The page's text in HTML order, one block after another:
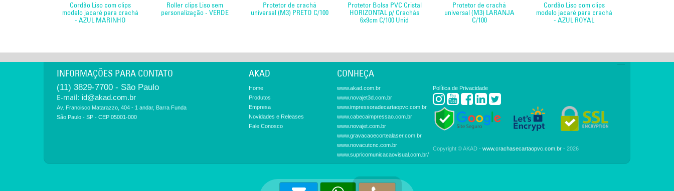
Cordão Liso com clips
modelo jacaré para crachá
- AZUL MARINHO
Roller clips Liso sem
personalização - VERDE
Protetor de crachá
universal (M3) PRETO C/100
Protetor Bolsa PVC Cristal
HORIZONTAL p/ Crachás
6x9cm C/100 Unid
Protetor de crachá
universal (M3) LARANJA
C/100
Cordão Liso com clips
modelo jacaré para crachá
- AZUL ROYAL
INFORMAÇÕES PARA CONTATO
(11) 3829-7700 - São Paulo
E-mail: id@akad.com.br
Av. Francisco Matarazzo, 404 - 1 andar, Barra Funda
São Paulo - SP - CEP 05001-000
AKAD
Home
Produtos
Empresa
Novidades e Releases
Fale Conosco
CONHEÇA
www.akad.com.br
www.novajet3d.com.br
www.impressoradecartaopvc.com.br
www.cabecaimpressao.com.br
www.novajet.com.br
www.gravacaoecortealaser.com.br
www.novacutcnc.com.br
www.supricomunicacaovisual.com.br/
Política de Privacidade
Copyright © AKAD -www.crachasecartaopvc.com.br - 2026